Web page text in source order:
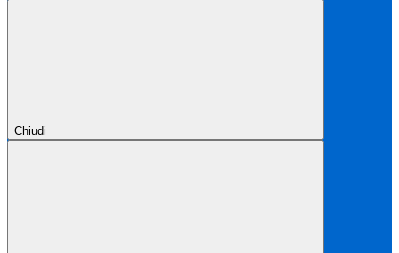
Chiudi